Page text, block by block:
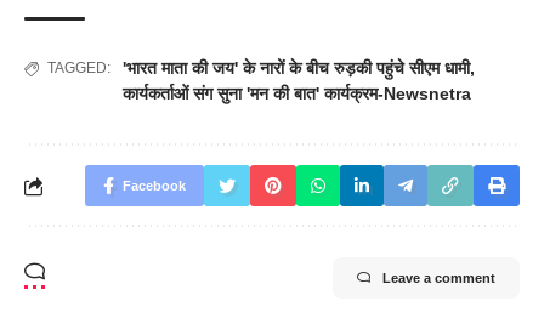
TAGGED: 'भारत माता की जय' के नारों के बीच रुड़की पहुंचे सीएम धामी,
कार्यकर्ताओं संग सुना 'मन की बात' कार्यक्रम-Newsnetra
Facebook
Leave a comment